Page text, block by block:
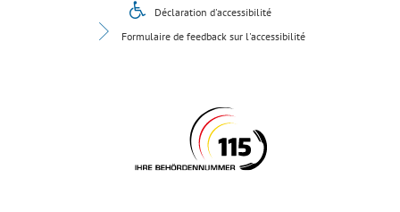
Déclaration d'accessibilité
Formulaire de feedback sur l'accessibilité